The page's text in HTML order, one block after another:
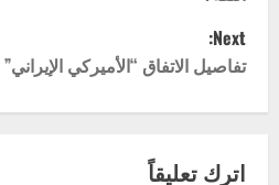
s
t
n
a
Next:
تفاصيل الاتفاق “الأميركي
اترك تعليقاً